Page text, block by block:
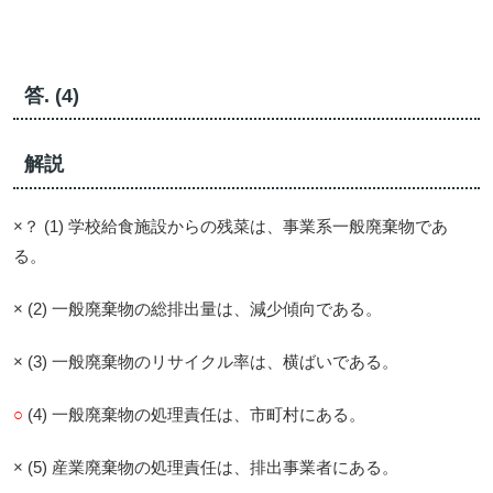
答. (4)
解説
×？ (1) 学校給食施設からの残菜は、事業系一般廃棄物であ
る。
× (2) 一般廃棄物の総排出量は、減少傾向である。
× (3) 一般廃棄物のリサイクル率は、横ばいである。
○ (4) 一般廃棄物の処理責任は、市町村にある。
× (5) 産業廃棄物の処理責任は、排出事業者にある。